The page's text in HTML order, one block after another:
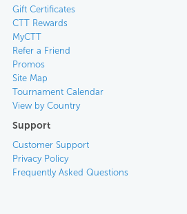
Gift Certificates
CTT Rewards
MyCTT
Refer a Friend
Promos
Site Map
Tournament Calendar
View by Country
Support
Customer Support
Privacy Policy
Frequently Asked Questions